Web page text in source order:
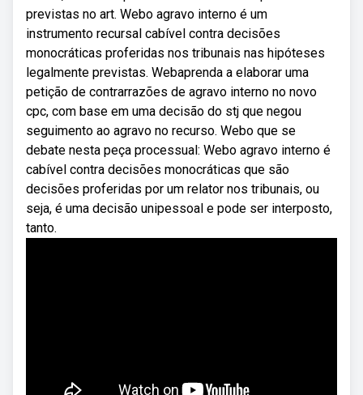
previstas no art. Webo agravo interno é um
instrumento recursal cabível contra decisões
monocráticas proferidas nos tribunais nas hipóteses
legalmente previstas. Webaprenda a elaborar uma
petição de contrarrazões de agravo interno no novo
cpc, com base em uma decisão do stj que negou
seguimento ao agravo no recurso. Webo que se
debate nesta peça processual: Webo agravo interno é
cabível contra decisões monocráticas que são
decisões proferidas por um relator nos tribunais, ou
seja, é uma decisão unipessoal e pode ser interposto,
tanto.